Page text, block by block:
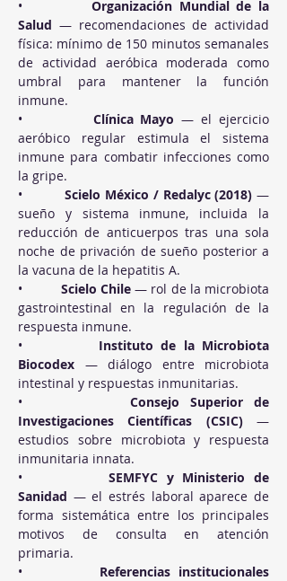
• Organización Mundial de la
Salud — recomendaciones de actividad
física: mínimo de 150 minutos semanales
de actividad aeróbica moderada como
umbral para mantener la función
inmune.
• Clínica Mayo — el ejercicio
aeróbico regular estimula el sistema
inmune para combatir infecciones como
la gripe.
• Scielo México / Redalyc (2018) —
sueño y sistema inmune, incluida la
reducción de anticuerpos tras una sola
noche de privación de sueño posterior a
la vacuna de la hepatitis A.
• Scielo Chile — rol de la microbiota
gastrointestinal en la regulación de la
respuesta inmune.
• Instituto de la Microbiota
Biocodex — diálogo entre microbiota
intestinal y respuestas inmunitarias.
• Consejo Superior de
Investigaciones Científicas (CSIC) —
estudios sobre microbiota y respuesta
inmunitaria innata.
• SEMFYC y Ministerio de
Sanidad — el estrés laboral aparece de
forma sistemática entre los principales
motivos de consulta en atención
primaria.
• Referencias institucionales